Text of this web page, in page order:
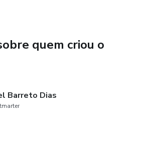
quem criou o
Barreto Dias